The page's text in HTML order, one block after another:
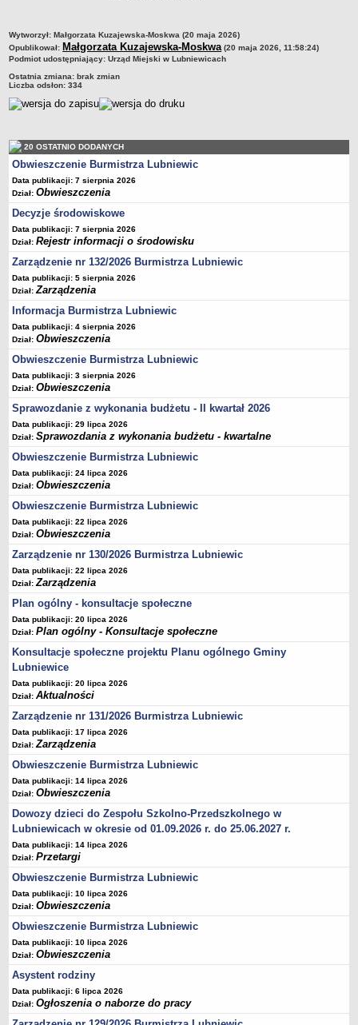
Przewodnik po urzędzie
Kodeks etyczny
Oświadczenia majątkowe
Raporty
Dyżury Przewodniczącego Rady Miejskiej
Transmisja z obrad sesji
Zadania i uprawnienia
Skład Rady Miejskiej
Plan pracy Rady Miejskiej
Terminy posiedzeń Rady
Głosowania
Protokoły z posiedzeń Rady Miejskiej
Składy Komisji
Terminy posiedzeń Komisji
Plan pracy Komisji Rewizyjnej
Plan pracy pozostałych Komisji
Oświadczenia majątkowe
Interpelacje radnych wraz z odpowiedziami
Zapytania radnych wraz z odpowiedziami
Apele
Biblioteka - Centrum Kultury
Zespół Szkolno-Przedszkolny
Miejsko-Gminny Ośrodek Pomocy Społecznej
Zakład Gospodarki Komunalnej
Środowiskowy Dom Samopomocy
MAJĄTEK I FINANSE
Budżet Gminy
Majątek Gminy
Sprawozdania z wykonania budżetu - kwartalne
Sprawozdania z wykonania budżetu - półroczne, roczne
Umorzenia, odroczenia, raty
Fundacje i Stowarzyszenia dofinansowane z JST
Pomoc publiczna
Budżet obywatelski
Majątek jednostek podległych
Koszt wychowania przedszkolnego
Stawki czynszów najmu lokali mieszkalnych
PRZETARGI
Zamówienia publiczne
Sprzedaż mienia
Sprzedaż nieruchomości
Zapytania ofertowe
Plan zamówień publicznych
PRAWO LOKALNE
Statut
Uchwały Rady Miejskiej
Zarządzenia Burmistrza
metryczka
Wytworzył: Małgorzata Kuzajewska-Moskwa (20 maja 2026)
Opublikował: Małgorzata Kuzajewska-Moskwa(20 maja 2026, 11:58:24)
Podmiot udostępniający: Urząd Miejski w Lubniewicach
Ostatnia zmiana: brak zmian
Liczba odsłon: 334
20 OSTATNIO DODANYCH
Obwieszczenie Burmistrza Lubniewic
Data publikacji: 7 sierpnia 2026
Dział:Obwieszczenia
Decyzje środowiskowe
Data publikacji: 7 sierpnia 2026
Dział:Rejestr informacji o środowisku
Zarządzenie nr 132/2026 Burmistrza Lubniewic
Data publikacji: 5 sierpnia 2026
Dział:Zarządzenia
Informacja Burmistrza Lubniewic
Data publikacji: 4 sierpnia 2026
Dział:Obwieszczenia
Obwieszczenie Burmistrza Lubniewic
Data publikacji: 3 sierpnia 2026
Dział:Obwieszczenia
Sprawozdanie z wykonania budżetu - II kwartał 2026
Data publikacji: 29 lipca 2026
Dział:Sprawozdania z wykonania budżetu - kwartalne
Obwieszczenie Burmistrza Lubniewic
Data publikacji: 24 lipca 2026
Dział:Obwieszczenia
Obwieszczenie Burmistrza Lubniewic
Data publikacji: 22 lipca 2026
Dział:Obwieszczenia
Zarządzenie nr 130/2026 Burmistrza Lubniewic
Data publikacji: 22 lipca 2026
Dział:Zarządzenia
Plan ogólny - konsultacje społeczne
Data publikacji: 20 lipca 2026
Dział:Plan ogólny - Konsultacje społeczne
Konsultacje społeczne projektu Planu ogólnego Gminy
Lubniewice
Data publikacji: 20 lipca 2026
Dział:Aktualności
Zarządzenie nr 131/2026 Burmistrza Lubniewic
Data publikacji: 17 lipca 2026
Dział:Zarządzenia
Obwieszczenie Burmistrza Lubniewic
Data publikacji: 14 lipca 2026
Dział:Obwieszczenia
Dowozy dzieci do Zespołu Szkolno-Przedszkolnego w
Lubniewicach w okresie od 01.09.2026 r. do 25.06.2027 r.
Data publikacji: 14 lipca 2026
Dział:Przetargi
Obwieszczenie Burmistrza Lubniewic
Data publikacji: 10 lipca 2026
Dział:Obwieszczenia
Obwieszczenie Burmistrza Lubniewic
Data publikacji: 10 lipca 2026
Dział:Obwieszczenia
Asystent rodziny
Data publikacji: 6 lipca 2026
Dział:Ogłoszenia o naborze do pracy